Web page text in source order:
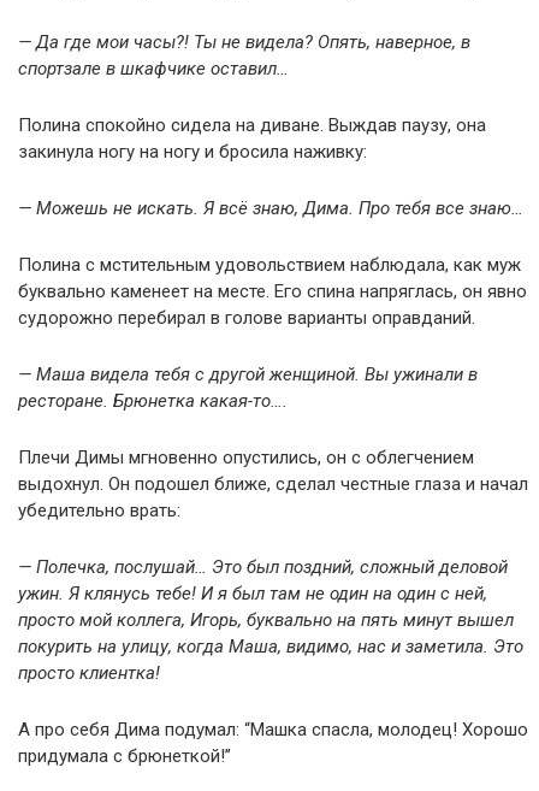
— Да где мои часы?! Ты не видела? Опять, наверное, в
спортзале в шкафчике оставил…
Полина спокойно сидела на диване. Выждав паузу, она
закинула ногу на ногу и бросила наживку:
— Можешь не искать. Я всё знаю, Дима. Про тебя все знаю…
Полина с мстительным удовольствием наблюдала, как муж
буквально каменеет на месте. Его спина напряглась, он явно
судорожно перебирал в голове варианты оправданий.
— Маша видела тебя с другой женщиной. Вы ужинали в
ресторане. Брюнетка какая-то….
Плечи Димы мгновенно опустились, он с облегчением
выдохнул. Он подошел ближе, сделал честные глаза и начал
убедительно врать:
— Полечка, послушай… Это был поздний, сложный деловой
ужин. Я клянусь тебе! И я был там не один на один с ней,
просто мой коллега, Игорь, буквально на пять минут вышел
покурить на улицу, когда Маша, видимо, нас и заметила. Это
просто клиентка!
А про себя Дима подумал: “Машка спасла, молодец! Хорошо
придумала с брюнеткой!”